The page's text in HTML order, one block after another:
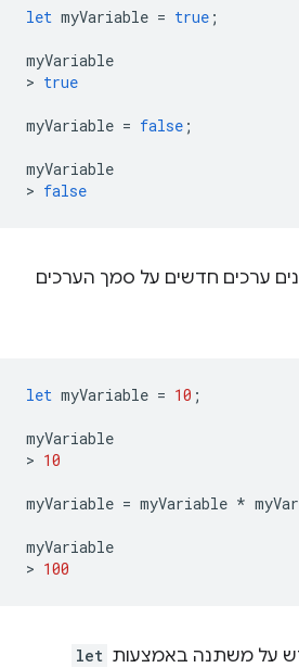
let myVariable = true ;
myVariable
> true
myVariable = false ;
myVariable
> false
ערכים חדשים על סמך הערכים
let myVariable = 10 ;
myVariable
> 10
myVariable = myVariable *
myVariable
> 100
על משתנה באמצעות let